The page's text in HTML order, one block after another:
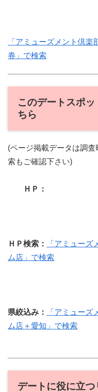
「アミューズメント倶楽
券」で検索
このデートスポ
ちら
(ページ掲載データは調
索もご確認下さい)
ＨＰ：
ＨＰ検索：
「アミュー
ム店」で検索
県絞込み：
「アミュー
ム店＋愛知」で検索
デートに役に立つ